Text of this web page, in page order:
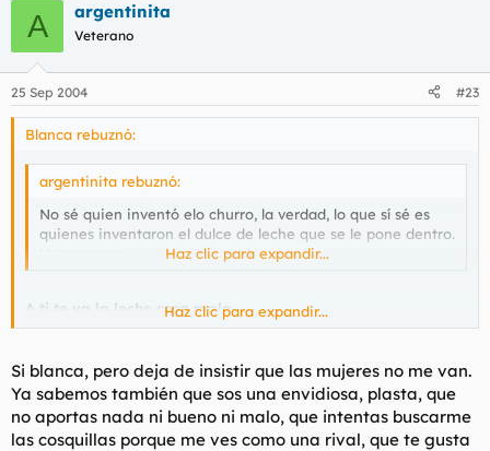
A argentinita
Veterano
25 Sep 2004 #23
Blanca rebuznó:
argentinita rebuznó:
No sé quien inventó elo churro, la verdad, lo que sí sé es
quienes inventaron el dulce de leche que se le pone dentro.
Haz clic para expandir...
A ti te va la leche cosa mala
argentinita en el hilo cerrado rebuznó:
Pero que se tragan que cosa? Porqueno es lo mismo tragar
según que cosas no? Si no pregúntenle a manuxos puaj
Haz clic para expandir...
Haz clic para expandir...
Si blanca, pero deja de insistir que las mujeres no me van.
Ya sabemos también que sos una envidiosa, plasta, que
no aportas nada ni bueno ni malo, que intentas buscarme
las cosquillas porque me ves como una rival, que te gusta